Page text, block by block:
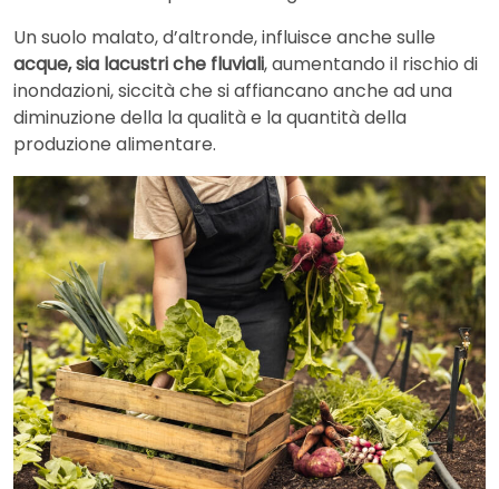
Un suolo malato, d’altronde, influisce anche sulle
acque, sia lacustri che fluviali, aumentando il rischio di
inondazioni, siccità che si affiancano anche ad una
diminuzione della la qualità e la quantità della
produzione alimentare.